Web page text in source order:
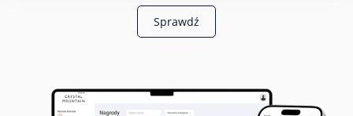
Sprawdź